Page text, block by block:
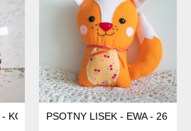
KOTEK SZARYPSOTNY LISEK - EWA - 26 CM